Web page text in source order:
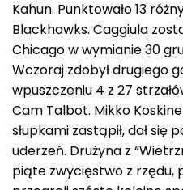
Kahun. Punktowało 13
Blackhawks. Caggiula
Chicago w wymianie 30
Wczoraj zdobył drugiego
wpuszczeniu 4 z 27
Cam Talbot. Mikko
słupkami zastąpił, dał się
uderzeń. Drużyna z
piąte zwycięstwo z rzędu,